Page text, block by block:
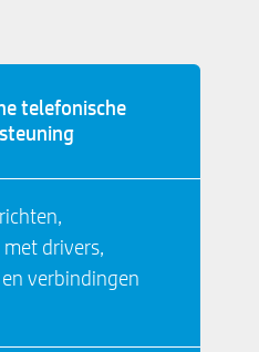
telefonische
drivers,
verbindingen